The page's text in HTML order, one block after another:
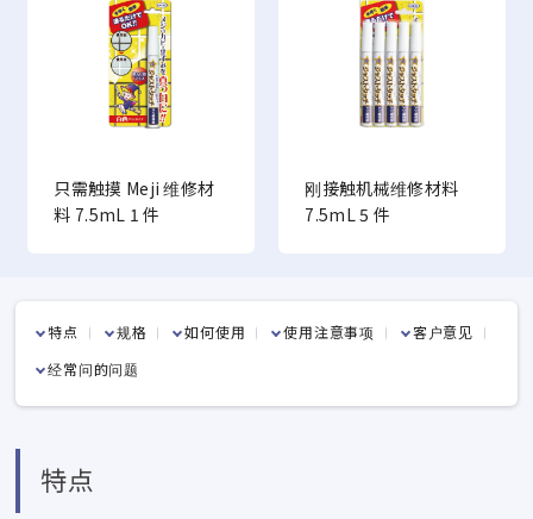
只需触摸 Meji 维修材
料 7.5mL 1 件
刚接触机械维修材料
7.5mL 5 件
特点 规格 如何使用 使用注意事项
客户意见
经常问的问题
特点